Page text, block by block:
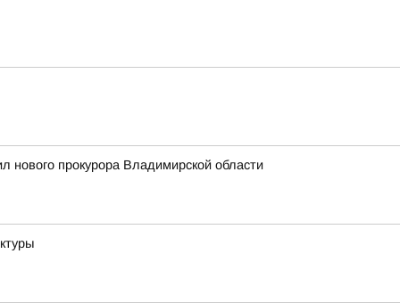
прокурора Владимирской области